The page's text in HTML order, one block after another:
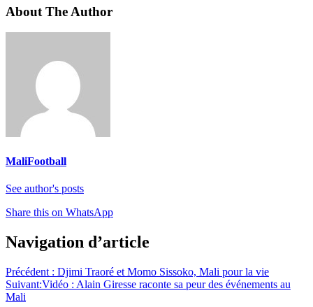
About The Author
MaliFootball
See author's posts
Share this on WhatsApp
Navigation d’article
Précédent : Djimi Traoré et Momo Sissoko, Mali pour la vie
Suivant:Vidéo : Alain Giresse raconte sa peur des événements au
Mali